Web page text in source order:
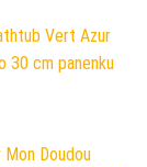
Vert Azur
30 cm panenku
Doudou